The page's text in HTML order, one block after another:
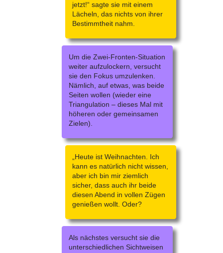
jetzt!“ sagte sie mit einem
Lächeln, das nichts von ihrer
Bestimmtheit nahm.
Um die Zwei-Fronten-Situation
weiter aufzulockern, versucht
sie den Fokus umzulenken.
Nämlich, auf etwas, was beide
Seiten wollen (wieder eine
Triangulation – dieses Mal mit
höheren oder gemeinsamen
Zielen).
„Heute ist Weihnachten. Ich
kann es natürlich nicht wissen,
aber ich bin mir ziemlich
sicher, dass auch ihr beide
diesen Abend in vollen Zügen
genießen wollt. Oder?
Als nächstes versucht sie die
unterschiedlichen Sichtweisen